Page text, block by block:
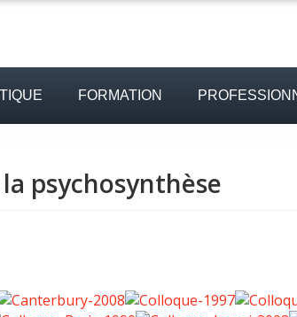
FORMATION
psychosynthèse